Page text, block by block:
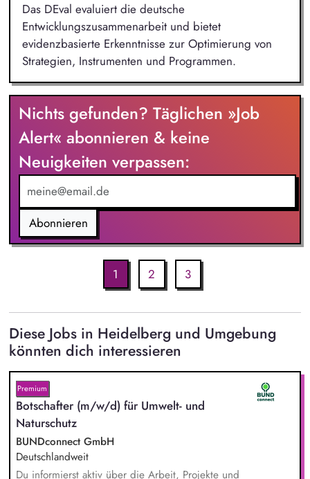
Das DEval evaluiert die deutsche
Entwicklungszusammenarbeit und bietet
evidenzbasierte Erkenntnisse zur Optimierung von
Strategien, Instrumenten und Programmen.
Nichts gefunden? Täglichen »Job
Alert« abonnieren & keine
Neuigkeiten verpassen:
Abonnieren
1 2 3
Diese Jobs in Heidelberg und Umgebung
könnten dich interessieren
Premium
Botschafter (m/w/d) für Umwelt- und
Naturschutz
BUNDconnect GmbH
Deutschlandweit
Du informierst aktiv über die Arbeit, Projekte und